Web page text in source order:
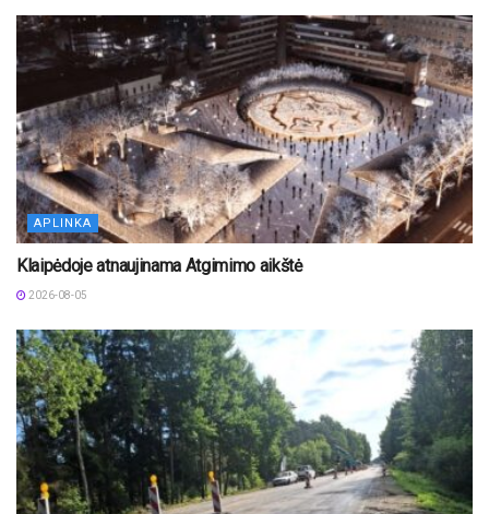
APLINKA
Klaipėdoje atnaujinama Atgimimo aikštė
2026-08-05